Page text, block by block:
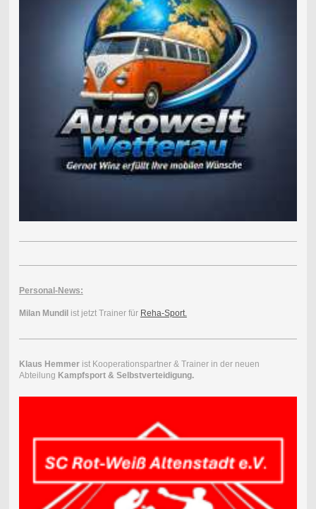
Personal-News:
Milan Mundil ist jetzt Trainer für Reha-Sport.
Klaus Hemmerist Kooperationspartner & Trainer in der neuen
Abteilung Kampfsport & Selbstverteidigung.